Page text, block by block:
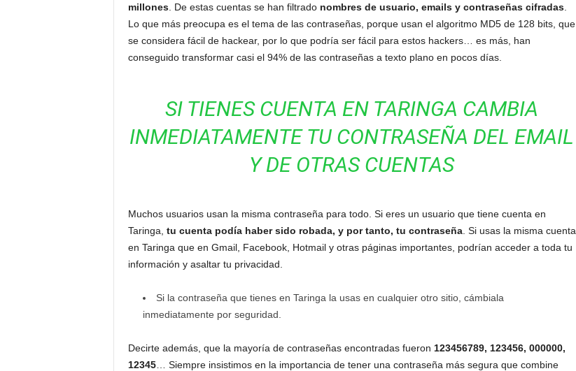
millones. De estas cuentas se han filtradonombres de usuario, emails y contraseñas cifradas.
Lo que más preocupa es el tema de las contraseñas, porque usan el algoritmo MD5 de 128 bits, que
se considera fácil de hackear, por lo que podría ser fácil para estos hackers… es más, han
conseguido transformar casi el 94% de las contraseñas a texto plano en pocos días.
SI TIENES CUENTA EN TARINGA CAMBIA
INMEDIATAMENTE TU CONTRASEÑA DEL EMAIL
Y DE OTRAS CUENTAS
Muchos usuarios usan la misma contraseña para todo. Si eres un usuario que tiene cuenta en
Taringa, tu cuenta podía haber sido robada, y por tanto, tu contraseña. Si usas la misma cuenta
en Taringa que en Gmail, Facebook, Hotmail y otras páginas importantes, podrían acceder a toda tu
información y asaltar tu privacidad.
Si la contraseña que tienes en Taringa la usas en cualquier otro sitio, cámbiala
inmediatamente por seguridad.
Decirte además, que la mayoría de contraseñas encontradas fueron 123456789, 123456, 000000,
12345… Siempre insistimos en la importancia de tener una contraseña más segura que combine